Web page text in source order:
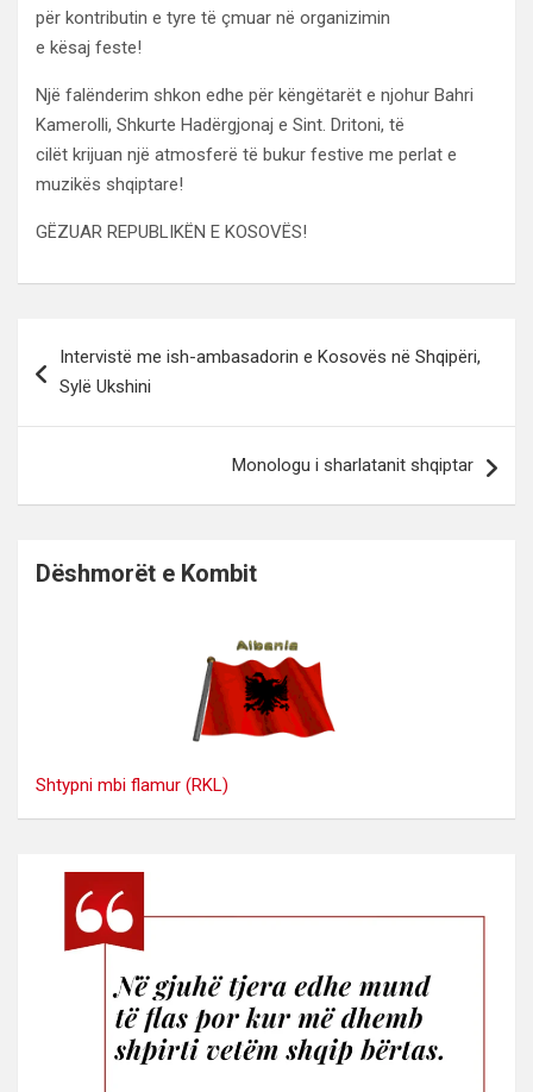
për kontributin e tyre të çmuar në organizimin
e kësaj feste!
Një falënderim shkon edhe për këngëtarët e njohur Bahri
Kamerolli, Shkurte Hadërgjonaj e Sint. Dritoni, të
cilët krijuan një atmosferë të bukur festive me perlat e
muzikës shqiptare!
GËZUAR REPUBLIKËN E KOSOVËS!
te
Intervistë me ish-ambasadorin e Kosovës në Shqipëri,
Sylë Ukshini
Monologu i sharlatanit shqiptar
Dëshmorët e Kombit
Shtypni mbi flamur (RKL)